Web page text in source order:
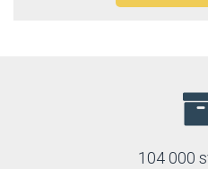
104 000